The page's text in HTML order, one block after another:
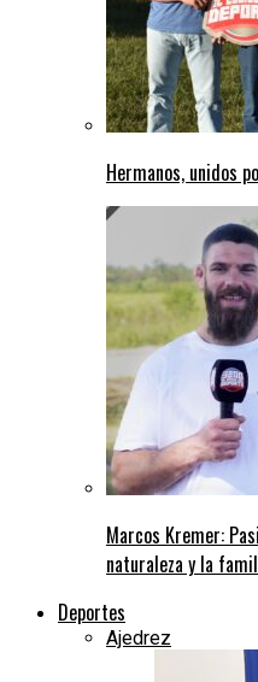
Hermanos, unidos
Marcos Kremer:
naturaleza y la
Deportes
Ajedrez